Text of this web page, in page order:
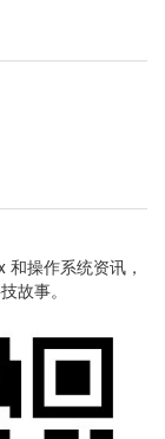
操作系统资讯，
故事。